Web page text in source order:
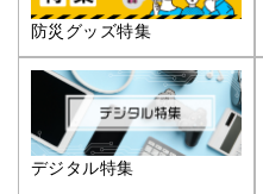
防災グッズ特集
デジタル特集